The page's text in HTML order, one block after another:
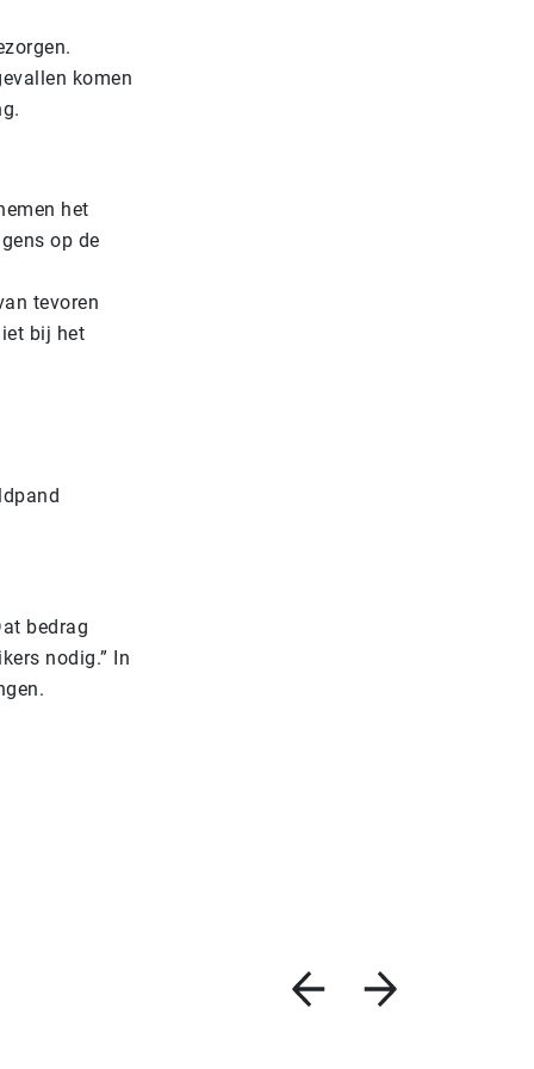
komen
het
op de
tevoren
bij het
bedrag
nodig.” In